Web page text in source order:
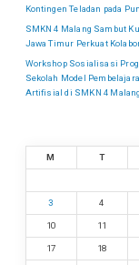
Kontingen Teladan pada
SMKN 4 Malang Sambut
Jawa Timur Perkuat
Workshop Sosialisasi
Sekolah Model
Artifisial di SMKN 4 Malang
M T
3 4
10 11
17 18